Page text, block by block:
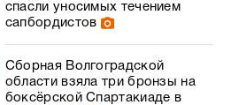
спасли уносимых течением
сапбордистов
Сборная Волгоградской
области взяла три бронзы на
боксёрской Спартакиаде в